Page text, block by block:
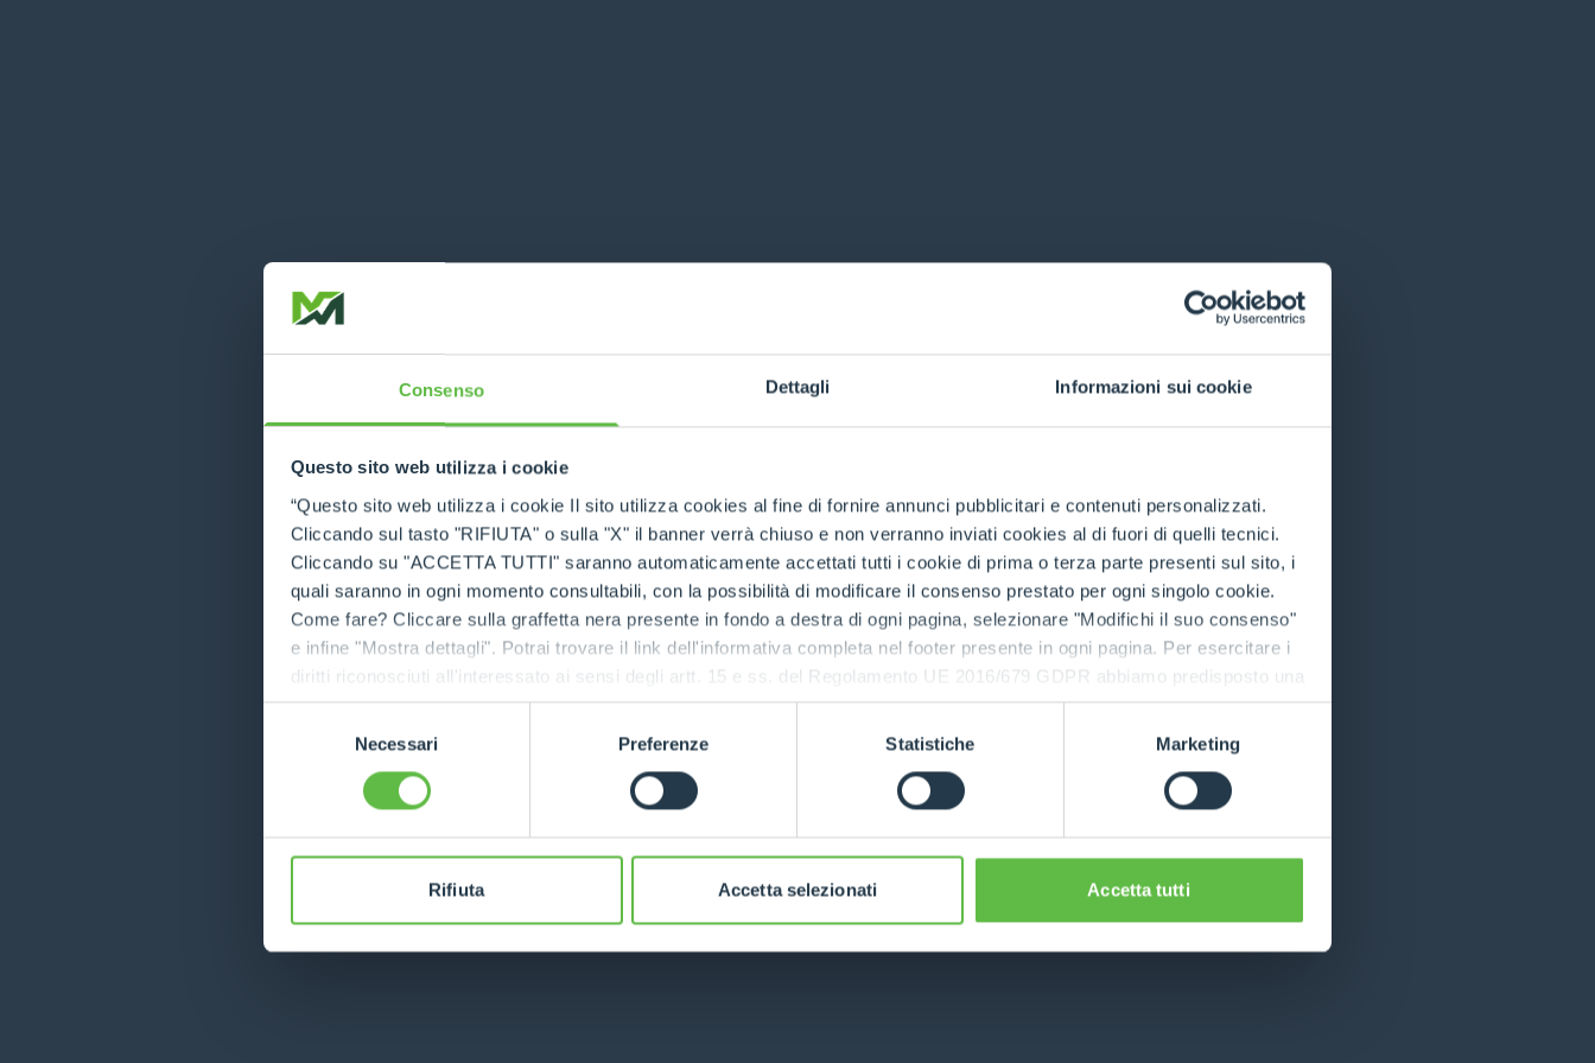
Consenso Dettagli Informazioni sui cookie
Questo sito web utilizza i cookie
“Questo sito web utilizza i cookie Il sito utilizza cookies al fine di fornire annunci pubblicitari e contenuti personalizzati.
Cliccando sul tasto "RIFIUTA" o sulla "X" il banner verrà chiuso e non verranno inviati cookies al di fuori di quelli tecnici.
Cliccando su "ACCETTA TUTTI" saranno automaticamente accettati tutti i cookie di prima o terza parte presenti sul sito, i
quali saranno in ogni momento consultabili, con la possibilità di modificare il consenso prestato per ogni singolo cookie.
Come fare? Cliccare sulla graffetta nera presente in fondo a destra di ogni pagina, selezionare "Modifichi il suo consenso"
e infine "Mostra dettagli". Potrai trovare il link dell'informativa completa nel footer presente in ogni pagina. Per esercitare i
diritti riconosciuti all'interessato ai sensi degli artt. 15 e ss. del Regolamento UE 2016/679 GDPR abbiamo predisposto una
apposita procedura.
Necessari Preferenze Statistiche Marketing
Rifiuta Accetta selezionati Accetta tutti
Application error: a client-side exception has occurred (see the browser console for more information)